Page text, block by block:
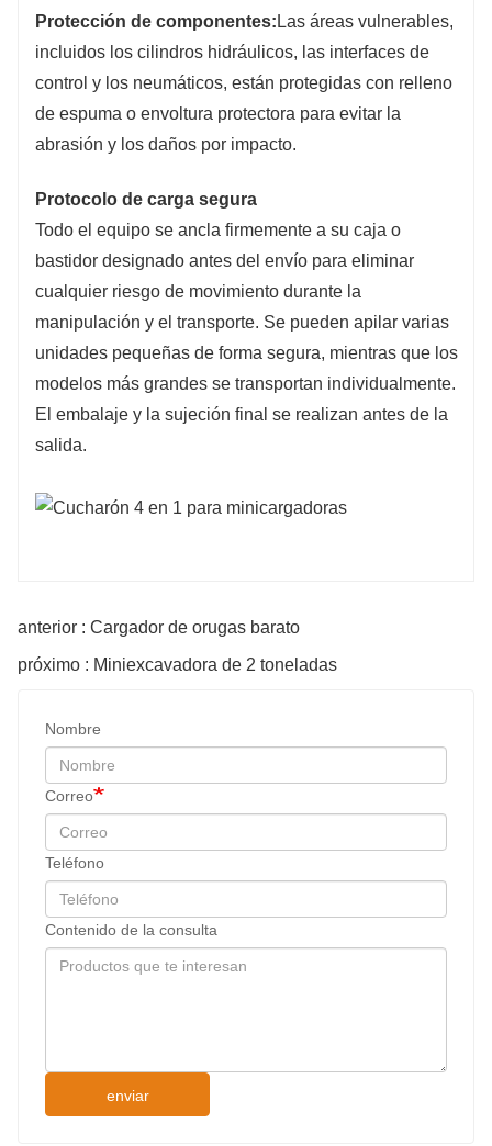
Protección de componentes: Las áreas vulnerables,
incluidos los cilindros hidráulicos, las interfaces de
control y los neumáticos, están protegidas con relleno
de espuma o envoltura protectora para evitar la
abrasión y los daños por impacto.
Protocolo de carga segura
Todo el equipo se ancla firmemente a su caja o
bastidor designado antes del envío para eliminar
cualquier riesgo de movimiento durante la
manipulación y el transporte. Se pueden apilar varias
unidades pequeñas de forma segura, mientras que los
modelos más grandes se transportan individualmente.
El embalaje y la sujeción final se realizan antes de la
salida.
anterior : Cargador de orugas barato
próximo : Miniexcavadora de 2 toneladas
Nombre
Correo
Teléfono
Contenido de la consulta
enviar